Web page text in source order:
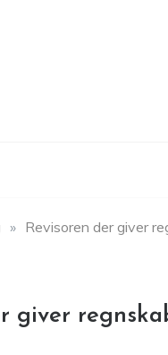
» Revisoren der giver
giver